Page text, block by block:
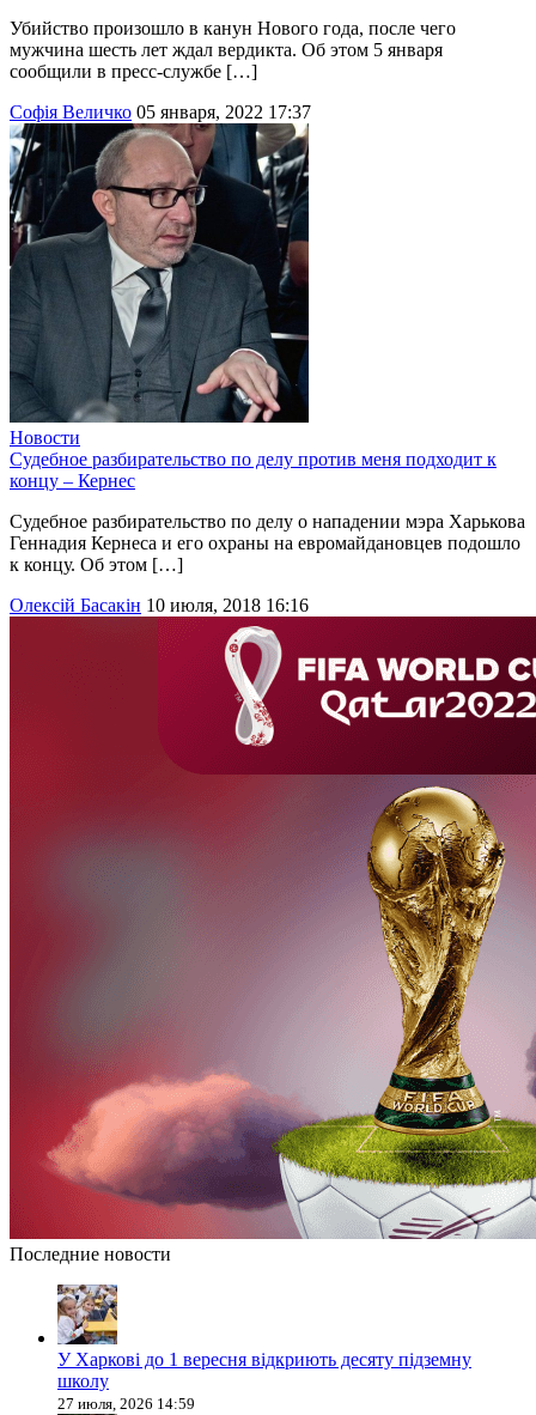
Убийство произошло в канун Нового года, после чего
мужчина шесть лет ждал вердикта. Об этом 5 января
сообщили в пресс-службе […]
Софія Величко 05 января, 2022 17:37
Новости
Судебное разбирательство по делу против меня подходит к
концу – Кернес
Судебное разбирательство по делу о нападении мэра Харькова
Геннадия Кернеса и его охраны на евромайдановцев подошло
к концу. Об этом […]
Олексій Басакін 10 июля, 2018 16:16
Последние новости
У Харкові до 1 вересня відкриють десяту підземну
школу
27 июля, 2026 14:59